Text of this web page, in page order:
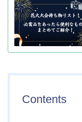
Contents